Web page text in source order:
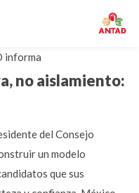
informa
no aislamiento:
del Consejo
un modelo
que sus